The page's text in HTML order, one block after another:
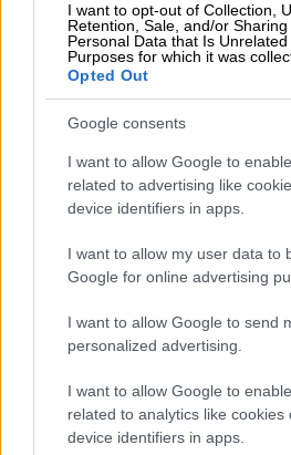
I want to opt-out of Collection,
Retention, Sale, and/or
Personal Data that Is
Purposes for which it was
Opted Out
Google consents
I want to allow Google to
related to advertising like
device identifiers in apps.
I want to allow my user data to
Google for online advertising
I want to allow Google to send
personalized advertising.
I want to allow Google to
related to analytics like cookies
device identifiers in apps.
γυναίκα που φέρεται
Λόρα να το σκάσει -
μου»
Με ανακοίνωσή τους οι
ή ψυχολογικά